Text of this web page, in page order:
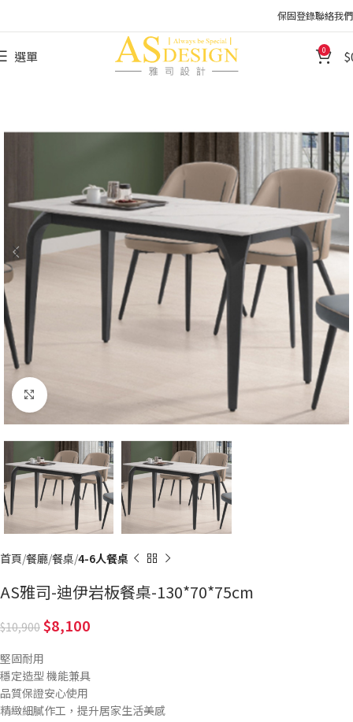
保固登錄聯絡我們
選單 0
Click to enlarge
首頁 餐廳 餐桌 4-6人餐桌
AS雅司-迪伊岩板餐桌-130*70*75cm
10,900 8,100
堅固耐用
穩定造型 機能兼具
品質保證安心使用
精緻細膩作工，提升居家生活美感